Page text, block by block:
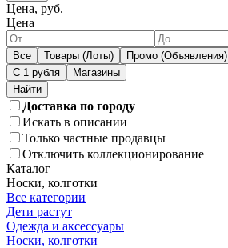
Цена, руб.
Цена
Все Товары (Лоты) Промо (Объявления)
С 1 рубля
Магазины
Доставка по городу
Искать в описании
Только частные продавцы
Отключить коллекционирование
Каталог
Носки, колготки
Все категории
Дети растут
Одежда и аксессуары
Носки, колготки